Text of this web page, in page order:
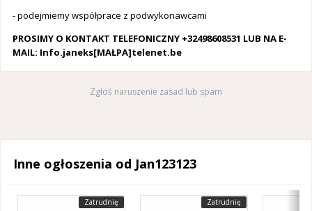
- podejmiemy współprace z podwykonawcami
PROSIMY O KONTAKT TELEFONICZNY +32498608531 LUB NA E-
MAIL: Info.janeks[MAŁPA]telenet.be
Zgłoś naruszenie zasad lub spam
Inne ogłoszenia od Jan123123
Zatrudnię Zatrudnię